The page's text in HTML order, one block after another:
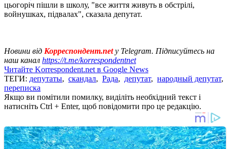
цьогоріч пішли в школу, "все життя живуть в обстрілі,
войнушках, підвалах", сказала депутат.
Новини від Корреспондент.netу Telegram. Підписуйтесь на
наш канал https://t.me/korrespondentnet
Читайте Korrespondent.net в Google News
ТЕГИ: депутаты, скандал, Рада, депутат, народный депутат,
переписка
Якщо ви помітили помилку, виділіть необхідний текст і
натисніть Ctrl + Enter, щоб повідомити про це редакцію.